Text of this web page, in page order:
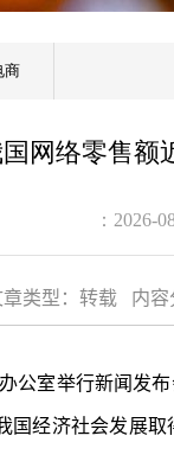
商
网络零售额
：2026-
类型：转载 内
室举行新闻发
国经济社会发展